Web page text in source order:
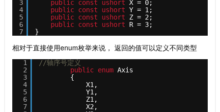
3
4
5
6
7
public const ushort X = 0;
public const ushort Y = 1;
public const ushort
Z = 2;
public const ushort
R = 3;
}
相对于直接使用enum枚举来说， 返回的值可以定义不同类型
1
2
3
4
5
6
7
//轴序号定义
public enum Axis
{
X1,
Y1,
Z1,
X2,